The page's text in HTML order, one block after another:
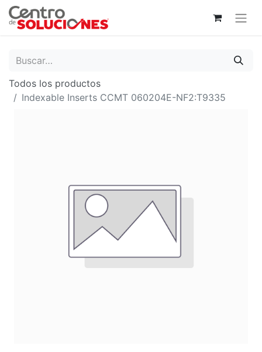
Todos los productos
Indexable Inserts CCMT 060204E-NF2:T9335